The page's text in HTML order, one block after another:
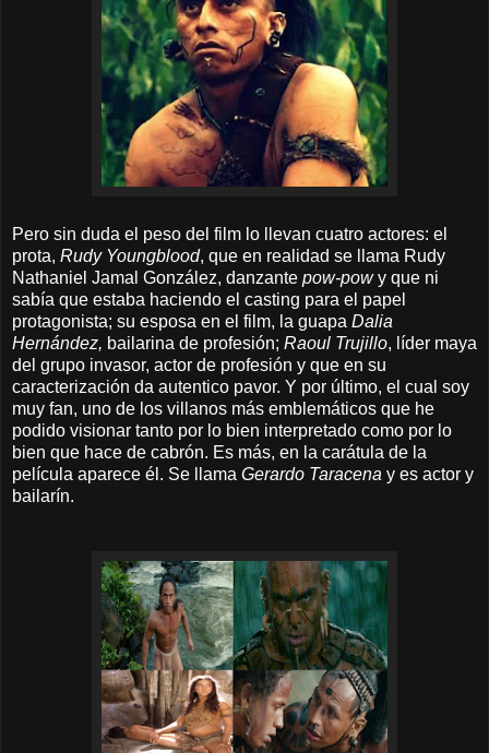
Pero sin duda el peso del film lo llevan cuatro actores: el
prota, Rudy Youngblood, que en realidad se llama Rudy
Nathaniel Jamal González, danzante pow-powy que ni
sabía que estaba haciendo el casting para el papel
protagonista; su esposa en el film, la guapa Dalia
Hernández, bailarina de profesión; Raoul Trujillo, líder maya
del grupo invasor, actor de profesión y que en su
caracterización da autentico pavor. Y por último, el cual soy
muy fan, uno de los villanos más emblemáticos que he
podido visionar tanto por lo bien interpretado como por lo
bien que hace de cabrón. Es más, en la carátula de la
película aparece él. Se llama Gerardo Taracena y es actor y
bailarín.